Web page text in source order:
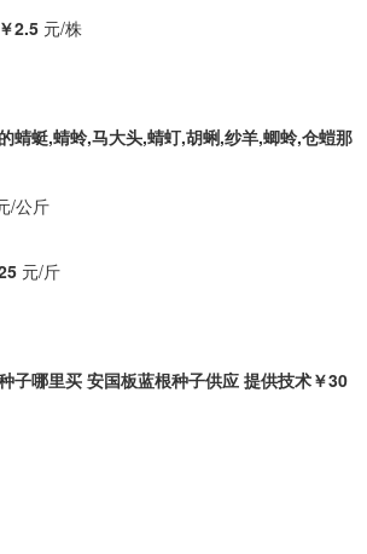
￥2.5 元/株
蜻蜓,蜻蛉,马大头,蜻虰,胡蜊,纱羊,蝍蛉,仓螘那
/公斤
元/斤
子哪里买 安国板蓝根种子供应 提供技术￥30